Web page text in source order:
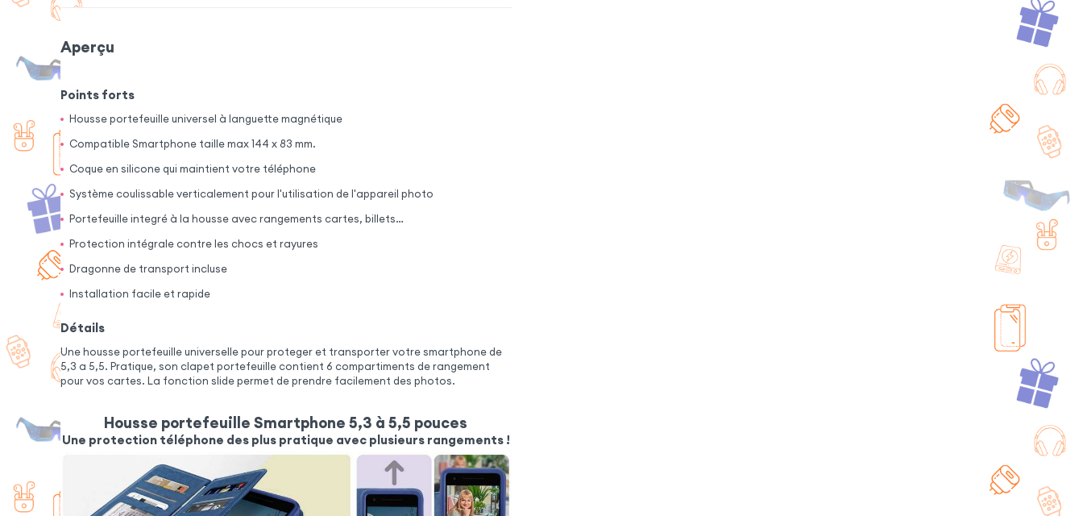
Aperçu
Points forts
Housse portefeuille universel à languette magnétique
Compatible Smartphone taille max 144 x 83 mm.
Coque en silicone qui maintient votre téléphone
Système coulissable verticalement pour l'utilisation de l'appareil photo
Portefeuille integré à la housse avec rangements cartes, billets…
Protection intégrale contre les chocs et rayures
Dragonne de transport incluse
Installation facile et rapide
Détails
Une housse portefeuille universelle pour proteger et transporter votre smartphone de
5,3 a 5,5. Pratique, son clapet portefeuille contient 6 compartiments de rangement
pour vos cartes. La fonction slide permet de prendre facilement des photos.
Housse portefeuille Smartphone 5,3 à 5,5 pouces
Une protection téléphone des plus pratique avec plusieurs rangements !